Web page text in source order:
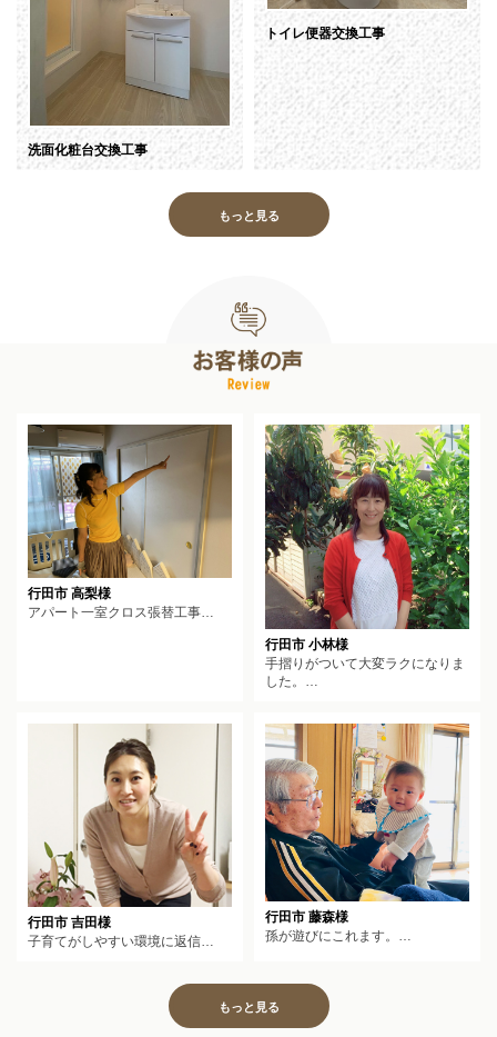
洗面化粧台交換工事
トイレ便器交換工事
もっと見る
行田市 高梨様
アパート一室クロス張替工事…
行田市 小林様
手摺りがついて大変ラクになりま
した。…
行田市 吉田様
子育てがしやすい環境に返信…
行田市 藤森様
孫が遊びにこれます。…
もっと見る